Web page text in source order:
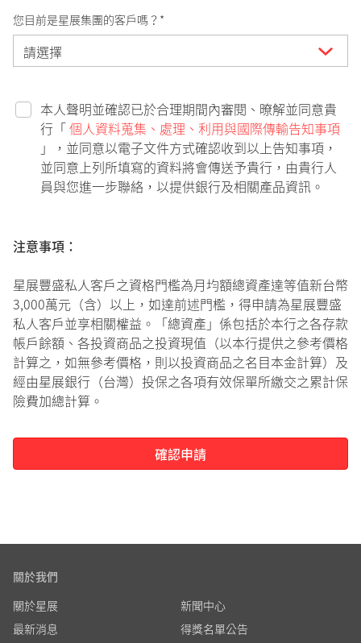
您目前是星展集團的客戶嗎？*
本人聲明並確認已於合理期間內審閱、暸解並同意貴
行「個人資料蒐集、處理、利用與國際傳輸告知事項
」，並同意以電子文件方式確認收到以上告知事項，
並同意上列所填寫的資料將會傳送予貴行，由貴行人
員與您進一步聯絡，以提供銀行及相關產品資訊。
注意事項：
星展豐盛私人客戶之資格門檻為月均額總資產達等值新台幣
3,000萬元（含）以上，如達前述門檻，得申請為星展豐盛
私人客戶並享相關權益。「總資產」係包括於本行之各存款
帳戶餘額、各投資商品之投資現值（以本行提供之參考價格
計算之，如無參考價格，則以投資商品之名目本金計算）及
經由星展銀行（台灣）投保之各項有效保單所繳交之累計保
險費加總計算。
確認申請
關於我們
關於星展
新聞中心
最新消息
得獎名單公告